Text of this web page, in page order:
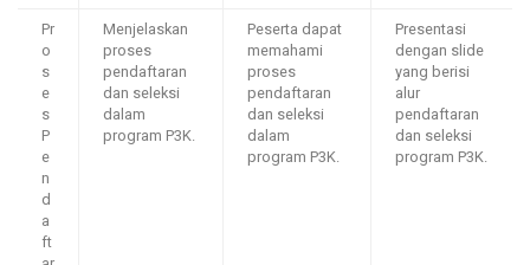
Pr
o
s
e
s
P
e
n
d
a
ft
Menjelaskan
proses
pendaftaran
dan seleksi
dalam
program P3K.
Peserta dapat
memahami
proses
pendaftaran
dan seleksi
dalam
program P3K.
Presentasi
dengan slide
yang berisi
alur
pendaftaran
dan seleksi
program P3K.